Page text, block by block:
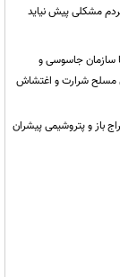
مشکلی پیش نیاید
مزدوران مرتبط با سازمان جاسوسی و
از اعضای باندهای مسلح شرارت و اغتشاش
/ حراج باز و پتروشیمی پیشران